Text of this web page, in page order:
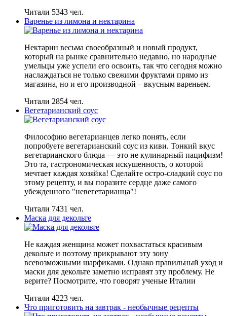
Читали 5343 чел.
Варенье из лимона и нектарина
Нектарин весьма своеобразный и новый продукт,
который на рынке сравнительно недавно, но народные
умельцы уже успели его освоить, так что сегодня можно
наслаждаться не только свежими фруктами прямо из
магазина, но и его производной – вкусным вареньем.
Читали 2854 чел.
Вегетарианский соус
Философию вегетарианцев легко понять, если
попробуете вегетарианский соус из киви. Тонкий вкус
вегетарианского блюда — это не кулинарный пацифизм!
Это та, гастрономическая искушенность, о которой
мечтает каждая хозяйка! Сделайте остро-сладкий соус по
этому рецепту, и вы поразите сердце даже самого
убежденного "невегетарианца"!
Читали 7431 чел.
Маска для декольте
Не каждая женщина может похвастаться красивым
декольте и поэтому прикрывают эту зону
всевозможными шарфиками. Однако правильный уход и
маски для декольте заметно исправят эту проблему. Не
верите? Посмотрите, что говорят ученые Италии
Читали 4223 чел.
Что приготовить на завтрак - необычные рецепты